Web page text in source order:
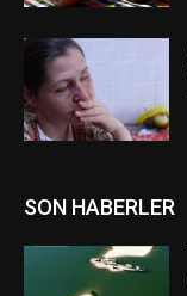
SON HABERLER